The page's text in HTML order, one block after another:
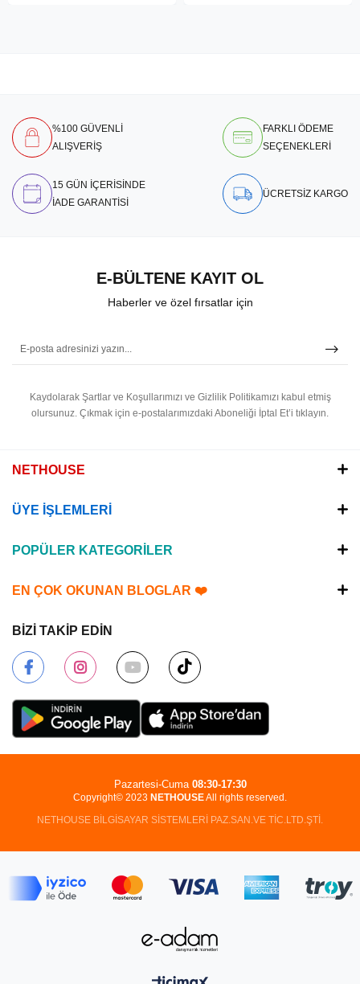
%100 GÜVENLİ
ALIŞVERİŞ
FARKLI ÖDEME
SEÇENEKLERİ
15 GÜN İÇERİSİNDE
İADE GARANTİSİ
ÜCRETSİZ KARGO
E-BÜLTENE KAYIT OL
Haberler ve özel fırsatlar için
Kaydolarak Şartlar ve Koşullarımızı ve Gizlilik Politikamızı kabul etmiş
olursunuz. Çıkmak için e-postalarımızdaki Aboneliği İptal Et’i tıklayın.
NETHOUSE
ÜYE İŞLEMLERİ
POPÜLER KATEGORİLER
EN ÇOK OKUNAN BLOGLAR ❤️
BİZİ TAKİP EDİN
Copyright© 2023 NETHOUSEAll rights reserved.
NETHOUSE BİLGİSAYAR SİSTEMLERİ PAZ.SAN.VE TİC.LTD.ŞTİ.
Pazartesi-Cuma 08:30-17:30